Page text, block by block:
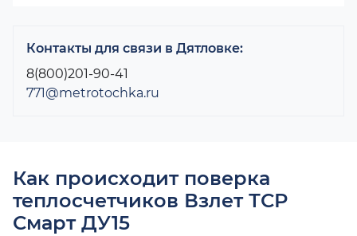
Контакты для связи в Дятловке:
8(800)201-90-41
771@metrotochka.ru
Как происходит поверка
теплосчетчиков Взлет ТСР
Смарт ДУ15